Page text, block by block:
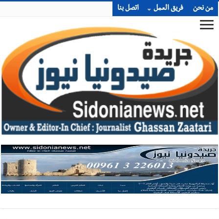
من نحن فريق العمل اتصل بنا